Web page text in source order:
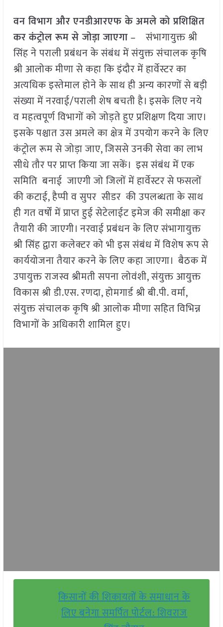
वन विभाग और एनडीआरएफ के अमले को प्रशिक्षित
कर कंट्रोल रूम से जोड़ा जाएगा– संभागायुक्त श्री
सिंह ने पराली प्रबंधन के संबंध में संयुक्त संचालक कृषि
श्री आलोक मीणा से कहा कि इंदौर में हार्वेस्टर का
अत्यधिक इस्तेमाल होने के साथ ही अन्य कारणों से बड़ी
संख्या में नरवाई/पराली शेष बचती है। इसके लिए नये
व महत्वपूर्ण विभागों को जोड़ते हुए प्रशिक्षण दिया जाए।
इसके पश्चात उस अमले का क्षेत्र में उपयोग करने के लिए
कंट्रोल रूम से जोड़ा जाए, जिससे उनकी सेवा का लाभ
सीधे तौर पर प्राप्त किया जा सकें। इस संबंध में एक
समिति बनाई जाएगी जो जिलों में हार्वेस्टर से फसलों
की कटाई, हैप्पी व सुपर सीडर की उपलब्धता के साथ
ही गत वर्षों में प्राप्त हुई सेटेलाईट इमेज की समीक्षा कर
तैयारी की जाएगी। नरवाई प्रबंधन के लिए संभागायुक्त
श्री सिंह द्वारा कलेक्टर को भी इस संबंध में विशेष रूप से
कार्ययोजना तैयार करने के लिए कहा जाएगा। बैठक में
उपायुक्त राजस्व श्रीमती सपना लोवंशी, संयुक्त आयुक्त
विकास श्री डी.एस. रणदा, होमगार्ड श्री बी.पी. वर्मा,
संयुक्त संचालक कृषि श्री आलोक मीणा सहित विभिन्न
विभागों के अधिकारी शामिल हुए।
किसानों की शिकायतों के समाधान के
लिए बनेगा समर्पित पोर्टल: शिवराज